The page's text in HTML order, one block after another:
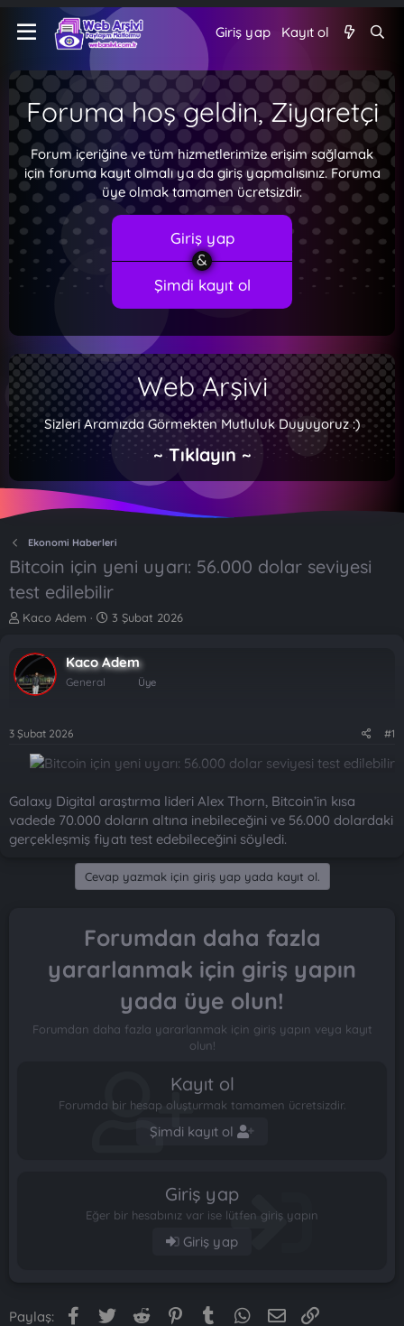
Giriş yap Kayıt ol
Foruma hoş geldin, Ziyaretçi
Forum içeriğine ve tüm hizmetlerimize erişim sağlamak
için foruma kayıt olmalı ya da giriş yapmalısınız. Foruma
üye olmak tamamen ücretsizdir.
Giriş yap
Şimdi kayıt ol
Web Arşivi
Sizleri Aramızda Görmekten Mutluluk Duyuyoruz :)
~ Tıklayın ~
Ekonomi Haberleri
Bitcoin için yeni uyarı: 56.000 dolar seviyesi
test edilebilir
K
b
u
y
b
a
a
n
Kaco Adem
B
l
h
i
3 Şubat 2026
Kaco Adem
General Üye
3 Şubat 2026 #1
Galaxy Digital araştırma lideri Alex Thorn, Bitcoin’in kısa
vadede 70.000 doların altına inebileceğini ve 56.000 dolardaki
gerçekleşmiş fiyatı test edebileceğini söyledi.
Cevap yazmak için giriş yap yada kayıt ol.
Forumdan daha fazla
yararlanmak için giriş yapın
yada üye olun!
Forumdan daha fazla yararlanmak için giriş yapın veya kayıt
olun!
Kayıt ol
Forumda bir hesap oluşturmak tamamen ücretsizdir.
Şimdi kayıt ol
Giriş yap
Eğer bir hesabınız var ise lütfen giriş yapın
Giriş yap
Paylaş: Facebook
Twitter Reddit PinterestTumblr WhatsApp
E-posta